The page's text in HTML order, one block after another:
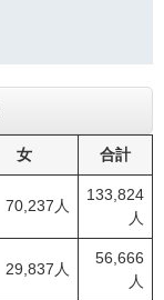
女 合計
70,237人
133,824
人
29,837人
56,666
人